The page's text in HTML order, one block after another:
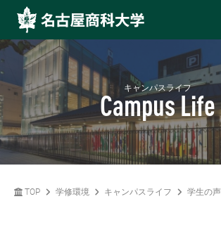
キャンパスライフ
Campus Life
TOP 学修環境 キャンパスライフ 学生の声